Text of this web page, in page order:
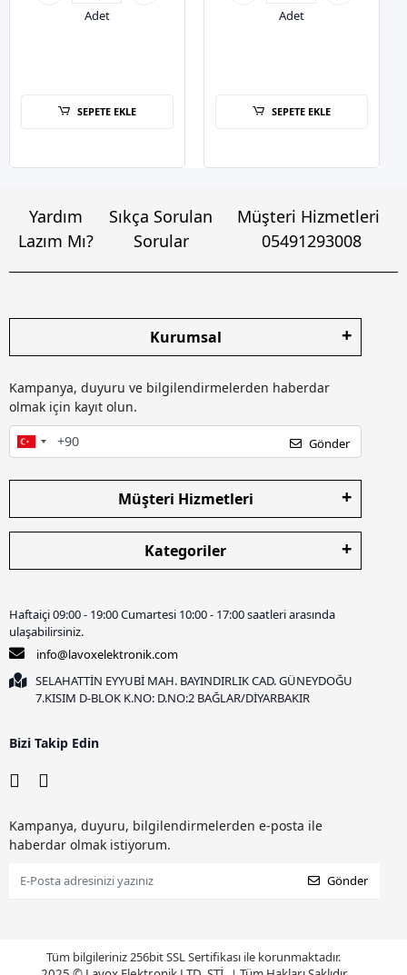
Adet
SEPETE EKLE
Adet
SEPETE EKLE
Yardım
Lazım Mı?
Sıkça Sorulan
Sorular
Müşteri Hizmetleri
05491293008
Kurumsal
Kampanya, duyuru ve bilgilendirmelerden haberdar
olmak için kayıt olun.
Gönder
Müşteri Hizmetleri
Kategoriler
Haftaiçi 09:00 - 19:00 Cumartesi 10:00 - 17:00 saatleri arasında
ulaşabilirsiniz.
info@lavoxelektronik.com
SELAHATTİN EYYUBİ MAH. BAYINDIRLIK CAD. GÜNEYDOĞU
7.KISIM D-BLOK K.NO: D.NO:2 BAĞLAR/DİYARBAKIR
Bizi Takip Edin
Kampanya, duyuru, bilgilendirmelerden e-posta ile
haberdar olmak istiyorum.
Gönder
Tüm bilgileriniz 256bit SSL Sertifikası ile korunmaktadır.